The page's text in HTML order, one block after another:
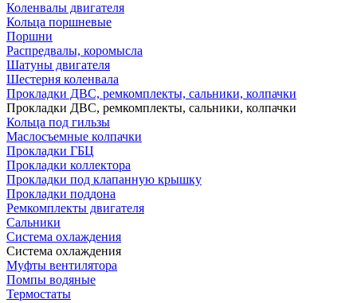
Коленвалы двигателя
Кольца поршневые
Поршни
Распредвалы, коромысла
Шатуны двигателя
Шестерня коленвала
Прокладки ДВС, ремкомплекты, сальники, колпачки
Прокладки ДВС, ремкомплекты, сальники, колпачки
Кольца под гильзы
Маслосъемные колпачки
Прокладки ГБЦ
Прокладки коллектора
Прокладки под клапанную крышку
Прокладки поддона
Ремкомплекты двигателя
Сальники
Система охлаждения
Система охлаждения
Муфты вентилятора
Помпы водяные
Термостаты